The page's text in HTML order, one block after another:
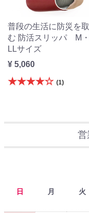
普段の生活に防災を
む 防活スリッパ M・
LLサイズ
¥ 5,060
★★★★☆ (1)
営
日 月 火